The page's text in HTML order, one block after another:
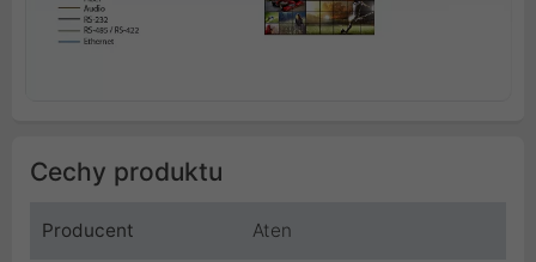
Cechy produktu
Producent Aten